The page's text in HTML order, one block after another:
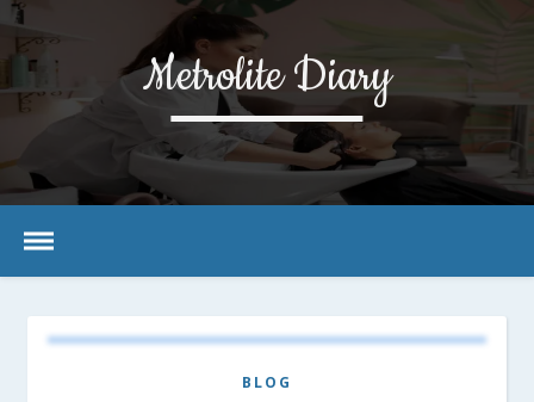
Metrolite Diary
BLOG